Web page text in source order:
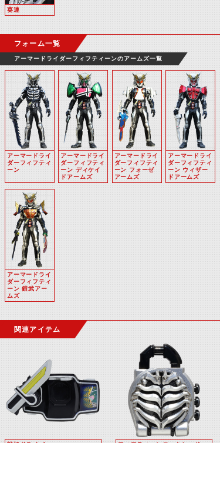
葵連
フォーム一覧
アーマードライダーフィフティーンのアームズ一覧
アーマードライ
ダーフィフティ
ーン
アーマードライ
ダーフィフティ
ーン ディケイ
ドアームズ
アーマードライ
ダーフィフティ
ーン フォーゼ
アームズ
アーマードライ
ダーフィフティ
ーン ウィザー
ドアームズ
アーマードライ
ダーフィフティ
ーン 鎧武アー
ムズ
関連アイテム
戦極ドライバー フィフティーンロックシード